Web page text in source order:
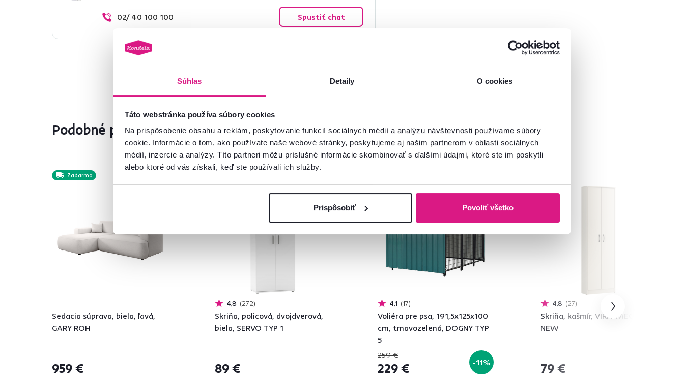
Súhlas Detaily O cookies
Táto webstránka používa súbory cookies
Na prispôsobenie obsahu a reklám, poskytovanie funkcií sociálnych médií a analýzu návštevnosti používame súbory
cookie. Informácie o tom, ako používate naše webové stránky, poskytujeme aj našim partnerom v oblasti sociálnych
médií, inzercie a analýzy. Títo partneri môžu príslušné informácie skombinovať s ďalšími údajmi, ktoré ste im poskytli
alebo ktoré od vás získali, keď ste používali ich služby.
Prispôsobiť Povoliť všetko
02/ 40 100 100 Spustiť chat
Podobné produkty
Zadarmo
Sedacia súprava, biela, ľavá,
GARY ROH
959 €
4,8 272
Skriňa, policová, dvojdverová,
biela, SERVO TYP 1
89 €
4,1 17
Voliéra pre psa, 191,5x125x100
cm, tmavozelená, DOGNY TYP
5
259 €
229 € -11%
4,8 27
Skriňa, kašmír, VIRA-MECKI
NEW
79 €